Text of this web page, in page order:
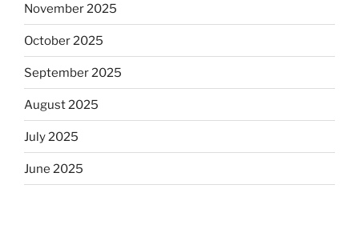
November 2025
October 2025
September 2025
August 2025
July 2025
June 2025